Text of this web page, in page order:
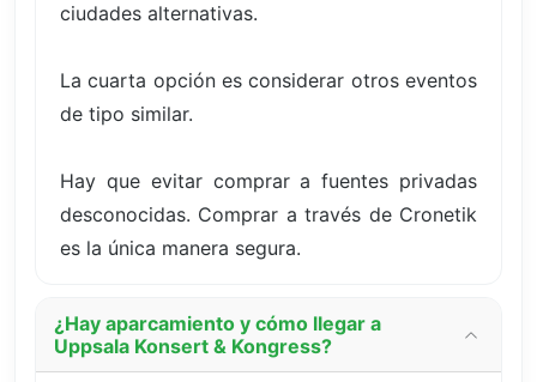
ciudades alternativas.
La cuarta opción es considerar otros eventos
de tipo similar.
Hay que evitar comprar a fuentes privadas
desconocidas. Comprar a través de Cronetik
es la única manera segura.
¿Hay aparcamiento y cómo llegar a
Uppsala Konsert & Kongress?